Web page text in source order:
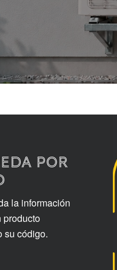
POR
la información
producto
su código.